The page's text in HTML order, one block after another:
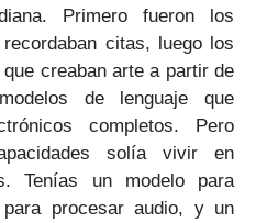
Primero fueron los
citas, luego los
creaban arte a partir de
de lenguaje que
completos. Pero
solía vivir en
Tenías un modelo para
procesar audio, y un